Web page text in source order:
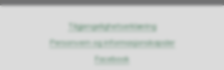
Tilgjengelighetserklæring
Personvern og informasjonskapsler
Facebook